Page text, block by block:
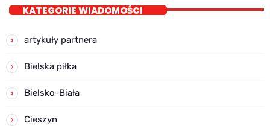
KATEGORIE WIADOMOŚCI
artykuły partnera
Bielska piłka
Bielsko-Biała
Cieszyn